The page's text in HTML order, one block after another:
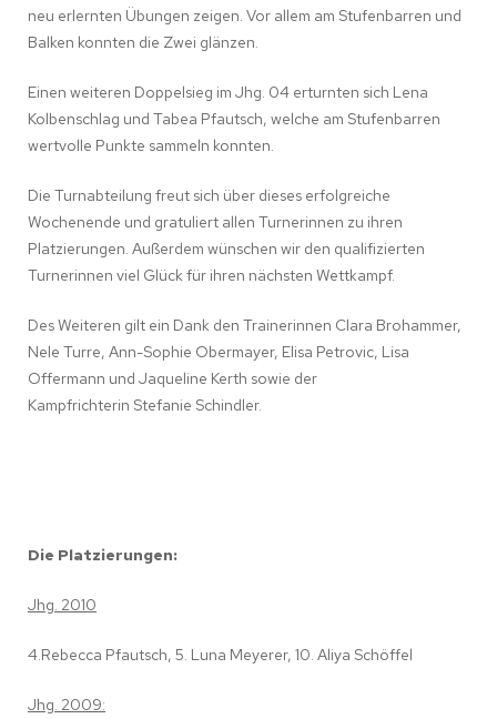
neu erlernten Übungen zeigen. Vor allem am Stufenbarren und
Balken konnten die Zwei glänzen.
Einen weiteren Doppelsieg im Jhg. 04 erturnten sich Lena
Kolbenschlag und Tabea Pfautsch, welche am Stufenbarren
wertvolle Punkte sammeln konnten.
Die Turnabteilung freut sich über dieses erfolgreiche
Wochenende und gratuliert allen Turnerinnen zu ihren
Platzierungen. Außerdem wünschen wir den qualifizierten
Turnerinnen viel Glück für ihren nächsten Wettkampf.
Des Weiteren gilt ein Dank den Trainerinnen Clara Brohammer,
Nele Turre, Ann-Sophie Obermayer, Elisa Petrovic, Lisa
Offermann und Jaqueline Kerth sowie der
Kampfrichterin Stefanie Schindler.
Die Platzierungen:
Jhg. 2010
4.Rebecca Pfautsch, 5. Luna Meyerer, 10. Aliya Schöffel
Jhg. 2009: